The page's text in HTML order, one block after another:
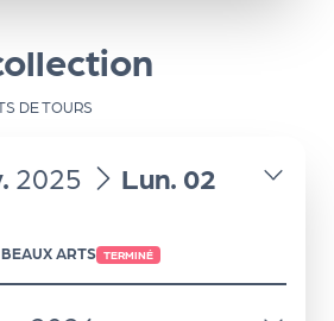
DE TOURS
2025 au
Lun. 02
ARTS TERMINÉ